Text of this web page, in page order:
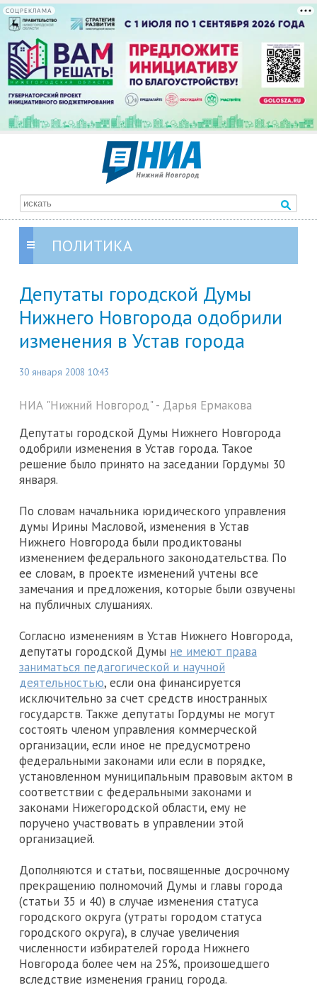
СОЦРЕКЛАМА
ПОЛИТИКА
Депутаты городской Думы
Нижнего Новгорода одобрили
изменения в Устав города
30 января 2008 10:43
НИА "Нижний Новгород" - Дарья Ермакова
Депутаты городской Думы Нижнего Новгорода
одобрили изменения в Устав города. Такое
решение было принято на заседании Гордумы 30
января.
По словам начальника юридического управления
думы Ирины Масловой, изменения в Устав
Нижнего Новгорода были продиктованы
изменением федерального законодательства. По
ее словам, в проекте изменений учтены все
замечания и предложения, которые были озвучены
на публичных слушаниях.
Согласно изменениям в Устав Нижнего Новгорода,
депутаты городской Думы не имеют права
заниматься педагогической и научной
деятельностью, если она финансируется
исключительно за счет средств иностранных
государств. Также депутаты Гордумы не могут
состоять членом управления коммерческой
организации, если иное не предусмотрено
федеральными законами или если в порядке,
установленном муниципальным правовым актом в
соответствии с федеральными законами и
законами Нижегородской области, ему не
поручено участвовать в управлении этой
организацией.
Дополняются и статьи, посвященные досрочному
прекращению полномочий Думы и главы города
(статьи 35 и 40) в случае изменения статуса
городского округа (утраты городом статуса
городского округа), в случае увеличения
численности избирателей города Нижнего
Новгорода более чем на 25%, произошедшего
вследствие изменения границ города.